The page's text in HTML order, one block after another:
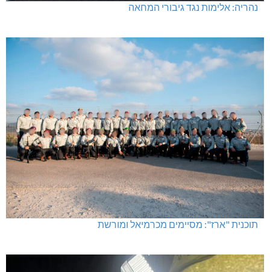
נהריה: אלימות נגד גיבורי המחאה
תוכנית "ארז": מסיימים מכרמיאל ומורשת